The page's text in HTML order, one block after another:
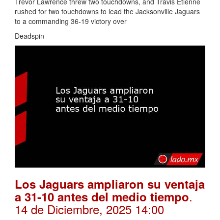
rushed for two touchdowns to lead the Jacksonville Jaguars
to a commanding 36-19 victory over
Deadspin
Los Jaguars ampliaron su ventaja
a 31-10 antes del medio tiempo.
14 de Diciembre, 2025 14:00